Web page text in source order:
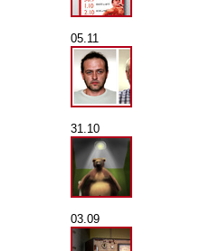
05.11
31.10
03.09